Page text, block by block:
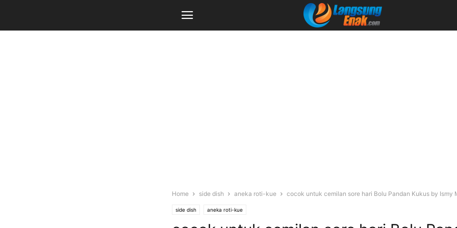
Home side dish aneka roti-kue cocok untuk cemilan sore hari Bolu Pandan Kukus by Ismy
side dish aneka roti-kue